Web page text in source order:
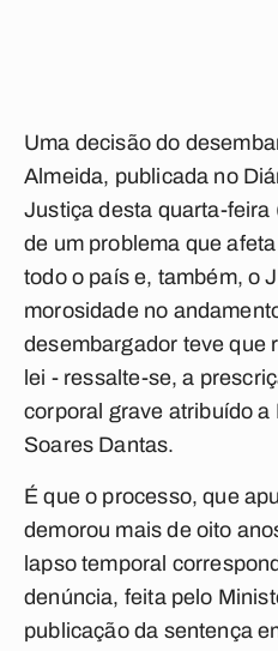
Uma decisão do
Almeida, publicada no
Justiça desta quarta-feira
de um problema que
todo o país e, também, o
morosidade no
desembargador teve que
lei - ressalte-se, a
corporal grave atribuído
Soares Dantas.
É que o processo, que
demorou mais de oito
lapso temporal
denúncia, feita pelo
publicação da sentença